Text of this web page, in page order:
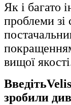
Як і багато
проблеми
вищої
Введіть
зробили